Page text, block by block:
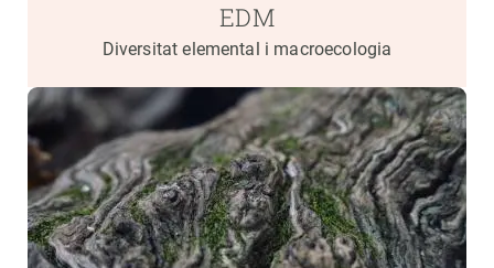
EDM
Diversitat elemental i macroecologia